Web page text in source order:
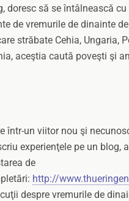
doresc să se întâlnească
de vremurile de dinainte
străbate Cehia, Ungaria,
aceştia caută poveşti şi
într-un viitor nou şi
experienţele pe un blog,
de
http://
despre vremurile de